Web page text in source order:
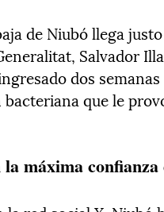
de Niubó llega
Salvador
dos
que le
máxima confianza